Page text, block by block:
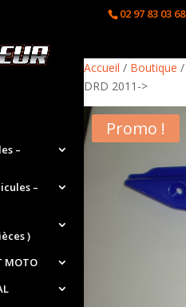
02 97 83 03 68
–
–
)
MOTO
Accueil / Boutique /
DRD 2011->
Promo !